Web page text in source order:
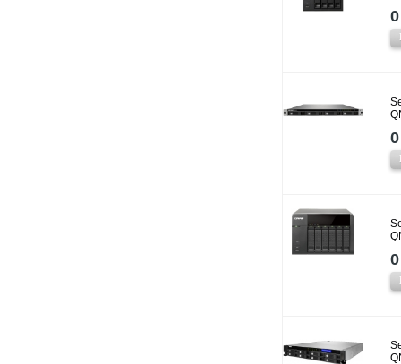
0
0
0